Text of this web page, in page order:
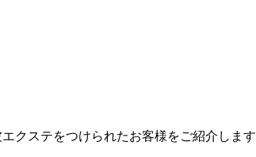
クステをつけられたお客様をご紹介します